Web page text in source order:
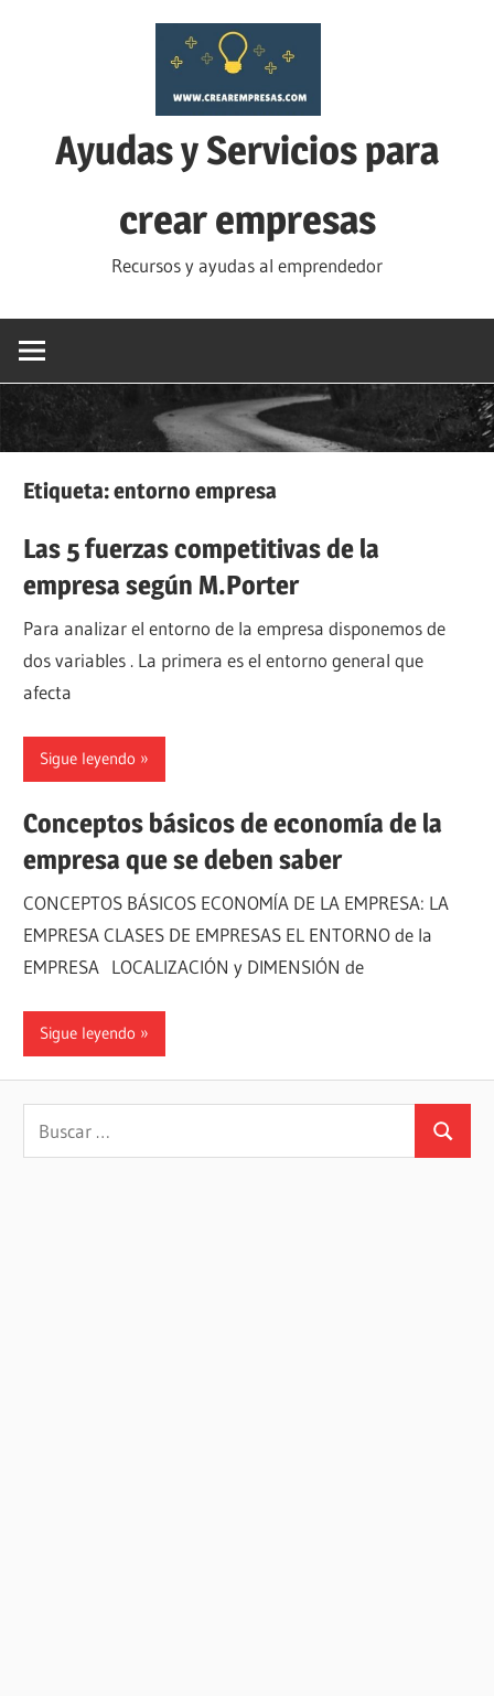
Ayudas y Servicios para
crear empresas
Recursos y ayudas al emprendedor
Etiqueta:entorno empresa
Las 5 fuerzas competitivas de la
empresa según M.Porter
Para analizar el entorno de la empresa disponemos de
dos variables . La primera es el entorno general que
afecta
Sigue leyendo
Conceptos básicos de economía de la
empresa que se deben saber
CONCEPTOS BÁSICOS ECONOMÍA DE LA EMPRESA: LA
EMPRESA CLASES DE EMPRESAS EL ENTORNO de la
EMPRESA LOCALIZACIÓN y DIMENSIÓN de
Sigue leyendo
Buscar:
Buscar